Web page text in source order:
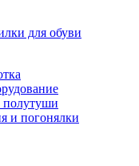
для обуви
полутуши
и погонялки